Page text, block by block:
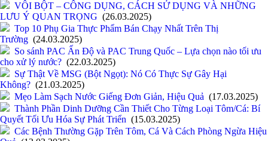
VÔI BỘT – CÔNG DỤNG, CÁCH SỬ DỤNG VÀ NHỮNG
LƯU Ý QUAN TRỌNG (26.03.2025)
Top 10 Phụ Gia Thực Phẩm Bán Chạy Nhất Trên Thị
Trường (24.03.2025)
So sánh PAC Ấn Độ và PAC Trung Quốc – Lựa chọn nào tối ưu
cho xử lý nước? (22.03.2025)
Sự Thật Về MSG (Bột Ngọt): Nó Có Thực Sự Gây Hại
Không? (21.03.2025)
Mẹo Làm Sạch Nước Giếng Đơn Giản, Hiệu Quả (17.03.2025)
Thành Phần Dinh Dưỡng Cần Thiết Cho Từng Loại Tôm/Cá: Bí
Quyết Tối Ưu Hóa Sự Phát Triển (15.03.2025)
Các Bệnh Thường Gặp Trên Tôm, Cá Và Cách Phòng Ngừa Hiệu